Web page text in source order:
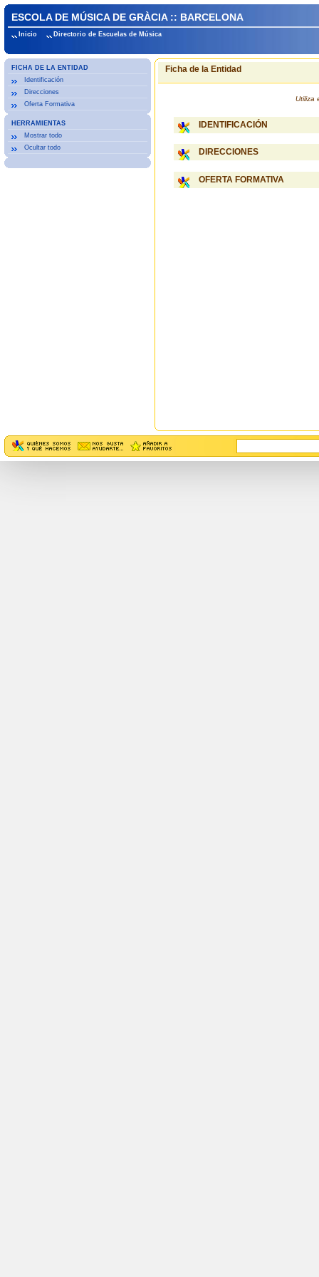
ESCOLA DE MÚSICA DE GRÀCIA :: BARCELONA
Inicio Directorio de Escuelas de Música
FICHA DE LA ENTIDAD
Identificación
Direcciones
Oferta Formativa
HERRAMIENTAS
Mostrar todo
Ocultar todo
Ficha de la Entidad
Utiliza
IDENTIFICACIÓN
DIRECCIONES
OFERTA FORMATIVA